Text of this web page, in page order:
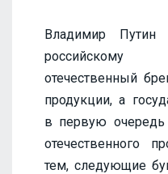
Владимир Путин
российскому
отечественный
продукции, а
в первую
отечественного
тем, следующие